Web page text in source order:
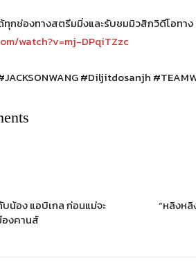
ทุกช่องทางสตรีมมิ่งและรับชมมิวสิกวิดีโอทา
watch?v=mj-DPqiTZzc
#Diljitdosanjh
บน้อง แอบิเกล ก่อนแม่จะ
งคานส์
“หลิงห